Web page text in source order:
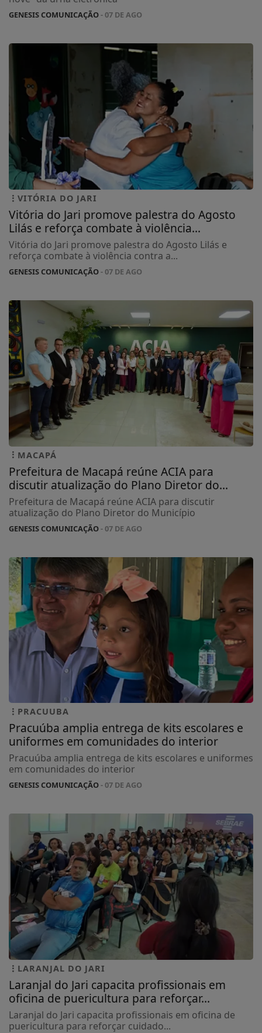
GENESIS COMUNICAÇÃO- 07 DE AGO
VITÓRIA DO JARI
Vitória do Jari promove palestra do Agosto
Lilás e reforça combate à violência...
Vitória do Jari promove palestra do Agosto Lilás e
reforça combate à violência contra a...
GENESIS COMUNICAÇÃO- 07 DE AGO
MACAPÁ
Prefeitura de Macapá reúne ACIA para
discutir atualização do Plano Diretor do...
Prefeitura de Macapá reúne ACIA para discutir
atualização do Plano Diretor do Município
GENESIS COMUNICAÇÃO- 07 DE AGO
PRACUUBA
Pracuúba amplia entrega de kits escolares e
uniformes em comunidades do interior
Pracuúba amplia entrega de kits escolares e uniformes
em comunidades do interior
GENESIS COMUNICAÇÃO- 07 DE AGO
LARANJAL DO JARI
Laranjal do Jari capacita profissionais em
oficina de puericultura para reforçar...
Laranjal do Jari capacita profissionais em oficina de
puericultura para reforçar cuidado...